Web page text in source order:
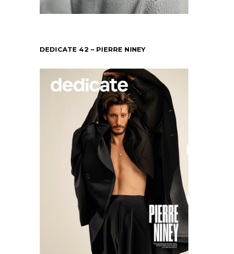
DEDICATE 42 – PIERRE NINEY